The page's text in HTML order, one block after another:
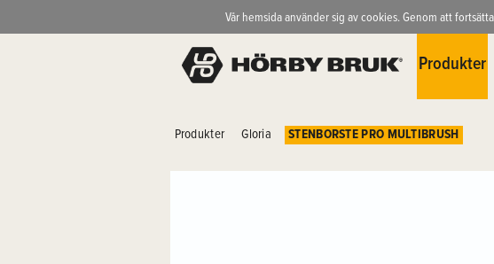
Produkter
Produkter Gloria STENBORSTE PRO MULTIBRUSH
Vår hemsida använder sig av cookies. Genom att